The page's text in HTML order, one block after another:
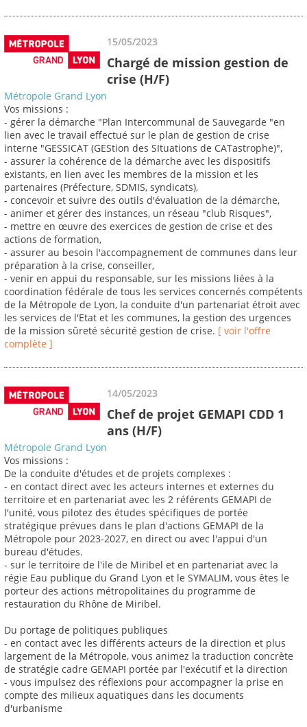
15/05/2023
Chargé de mission gestion de
crise (H/F)
Métropole Grand Lyon
Vos missions :
- gérer la démarche "Plan Intercommunal de Sauvegarde "en
lien avec le travail effectué sur le plan de gestion de crise
interne "GESSICAT (GEStion des SItuations de CATastrophe)",
- assurer la cohérence de la démarche avec les dispositifs
existants, en lien avec les membres de la mission et les
partenaires (Préfecture, SDMIS, syndicats),
- concevoir et suivre des outils d'évaluation de la démarche,
- animer et gérer des instances, un réseau "club Risques",
- mettre en œuvre des exercices de gestion de crise et des
actions de formation,
- assurer au besoin l'accompagnement de communes dans leur
préparation à la crise, conseiller,
- venir en appui du responsable, sur les missions liées à la
coordination fédérale de tous les services concernés compétents
de la Métropole de Lyon, la conduite d'un partenariat étroit avec
les services de l'Etat et les communes, la gestion des urgences
de la mission sûreté sécurité gestion de crise. [ voir l'offre
complète ]
14/05/2023
Chef de projet GEMAPI CDD 1
ans (H/F)
Métropole Grand Lyon
Vos missions :
De la conduite d'études et de projets complexes :
- en contact direct avec les acteurs internes et externes du
territoire et en partenariat avec les 2 référents GEMAPI de
l'unité, vous pilotez des études spécifiques de portée
stratégique prévues dans le plan d'actions GEMAPI de la
Métropole pour 2023-2027, en direct ou avec l'appui d'un
bureau d'études.
- sur le territoire de l'ile de Miribel et en partenariat avec la
régie Eau publique du Grand Lyon et le SYMALIM, vous êtes le
porteur des actions métropolitaines du programme de
restauration du Rhône de Miribel.
Du portage de politiques publiques
- en contact avec les différents acteurs de la direction et plus
largement de la Métropole, vous animez la traduction concrète
de stratégie cadre GEMAPI portée par l'exécutif et la direction
- vous impulsez des réflexions pour accompagner la prise en
compte des milieux aquatiques dans les documents
d'urbanisme